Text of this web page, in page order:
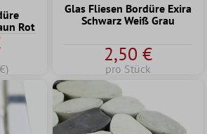
Rot
Glas Fliesen Bordüre Exira
Schwarz Weiß Grau
2,50 €
pro Stück